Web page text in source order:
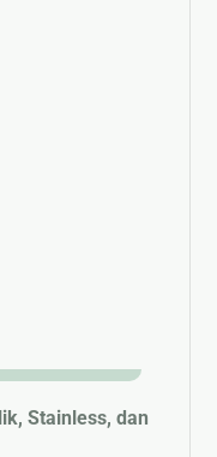
Stainless, dan